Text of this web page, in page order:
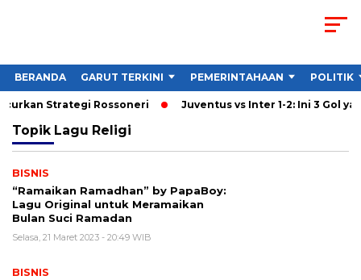
BERANDA GARUT TERKINI PEMERINTAHAAN POLITIK
Strategi Rossoneri Juventus vs Inter 1-2: Ini 3 Gol
Topik Lagu Religi
BISNIS
“Ramaikan Ramadhan” by PapaBoy:
Lagu Original untuk Meramaikan
Bulan Suci Ramadan
Selasa, 21 Maret 2023 - 20:49 WIB
BISNIS